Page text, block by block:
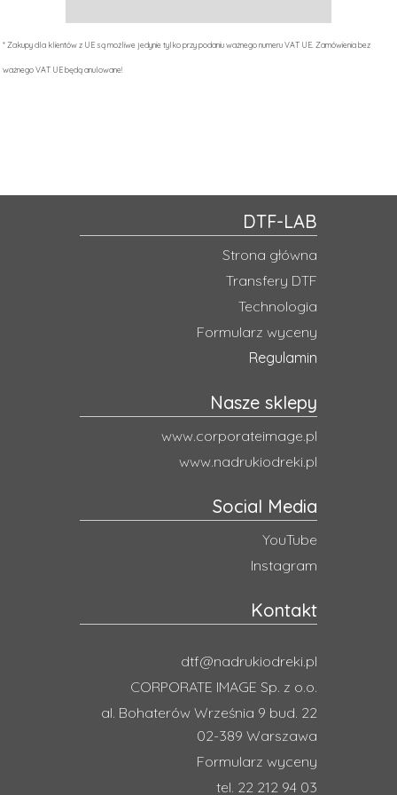
* Zakupy dla klientów z UE są możliwe jedynie tylko przy podaniu ważnego numeru VAT UE. Zamówienia bez
ważnego VAT UE będą anulowane!
DTF-LAB
Strona główna
Transfery DTF
Technologia
Formularz wyceny
Regulamin
Nasze sklepy
www.corporateimage.pl
www.nadrukiodreki.pl
Social Media
YouTube
Instagram
Kontakt
dtf@nadrukiodreki.pl
CORPORATE IMAGE Sp. z o.o.
al. Bohaterów Września 9 bud. 22
02-389 Warszawa
Formularz wyceny
tel. 22 212 94 03